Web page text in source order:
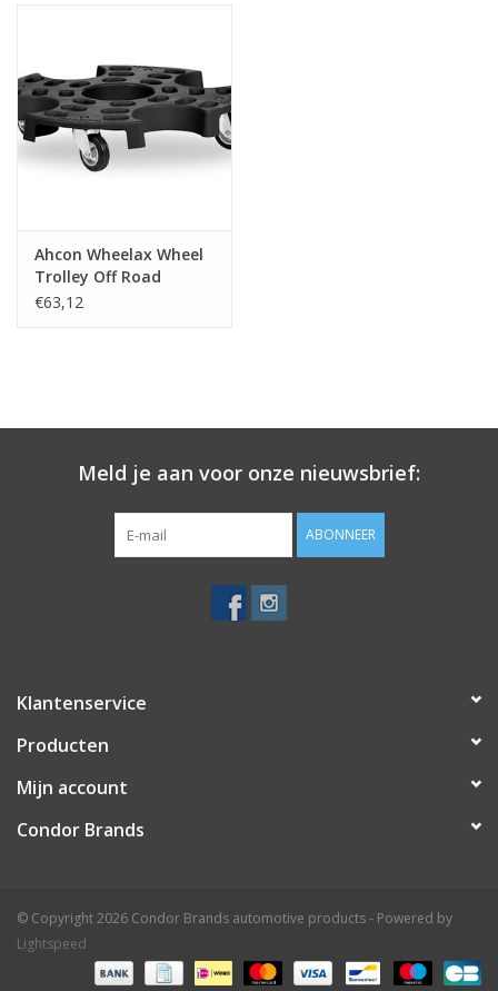
vier stuks
één geremd wiel
Ahcon Wheelax Wheel
Trolley Off Road
€63,12
Meld je aan voor onze nieuwsbrief:
ABONNEER
Klantenservice
Producten
Mijn account
Condor Brands
© Copyright 2026 Condor Brands automotive products - Powered by
Lightspeed